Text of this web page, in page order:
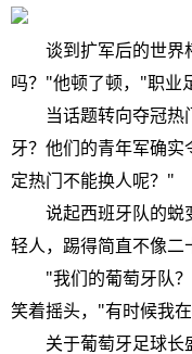
谈到扩军后的世界杯
吗？"他顿了顿，"职业
当话题转向夺冠热门
牙？他们的青年军确
定热门不能换人呢？"
说起西班牙队的蜕变
轻人，踢得简直不像
"我们的葡萄牙队？"
笑着摇头，"有时候我
关于葡萄牙足球长盛